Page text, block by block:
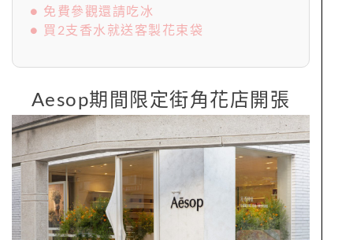
● 免費參觀還請吃冰
● 買2支香水就送客製花束袋
Aesop期間限定街角花店開張